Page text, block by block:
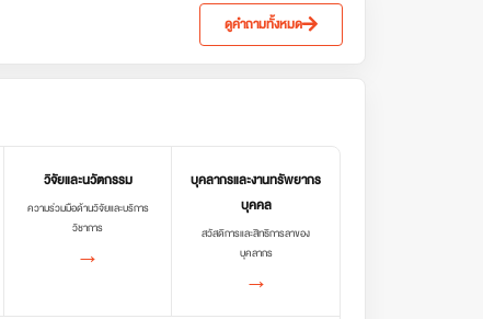
ดูคำถามทั้งหมด
วิจัยและนวัตกรรม
ความร่วมมือด้านวิจัยและบริการ
วิชาการ
→
บุคลากรและงานทรัพยากร
บุคคล
สวัสดิการและสิทธิการลาของ
บุคลากร
→